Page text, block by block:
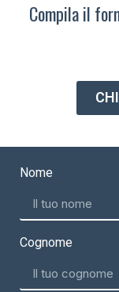
Compila il
Nome
Cognome